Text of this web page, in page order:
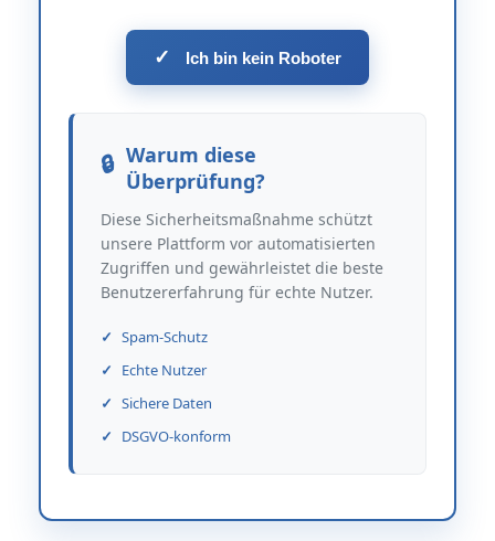
✓ Ich bin kein Roboter
Warum diese
Überprüfung?
Diese Sicherheitsmaßnahme schützt
unsere Plattform vor automatisierten
Zugriffen und gewährleistet die beste
Benutzererfahrung für echte Nutzer.
Spam-Schutz
Echte Nutzer
Sichere Daten
DSGVO-konform